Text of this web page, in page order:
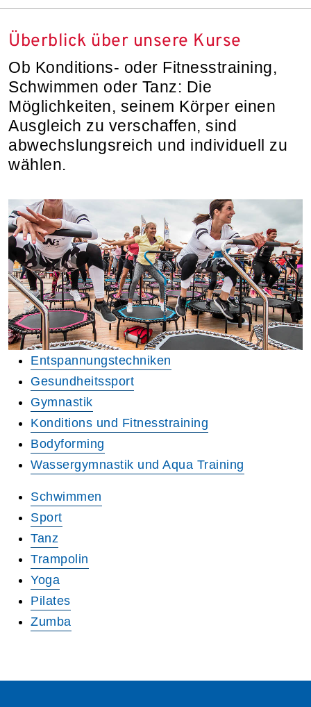
Überblick über unsere Kurse
Ob Konditions- oder Fitnesstraining,
Schwimmen oder Tanz: Die
Möglichkeiten, seinem Körper einen
Ausgleich zu verschaffen, sind
abwechslungsreich und individuell zu
wählen.
Entspannungstechniken
Gesundheitssport
Gymnastik
Konditions und Fitnesstraining
Bodyforming
Wassergymnastik und Aqua Training
Schwimmen
Sport
Tanz
Trampolin
Yoga
Pilates
Zumba